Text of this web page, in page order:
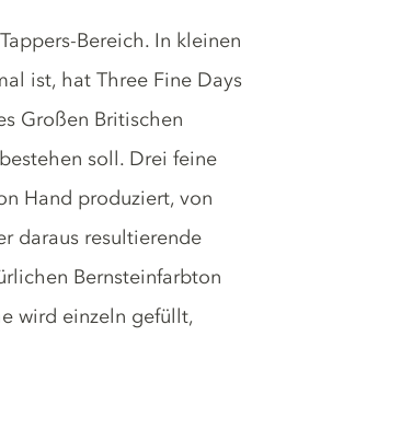
Bereich. In kleinen
ist, hat Three Fine Days
Großen Britischen
soll. Drei feine
Hand produziert, von
daraus resultierende
Bernsteinfarbton
wird einzeln gefüllt,